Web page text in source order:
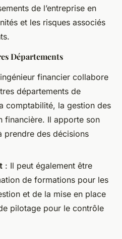
de l’entreprise en
et les risques associés
Départements
financier collabore
départements de
comptabilité, la gestion des
financière. Il apporte son
prendre des décisions
: Il peut également être
de formations pour les
et de la mise en place
pilotage pour le contrôle